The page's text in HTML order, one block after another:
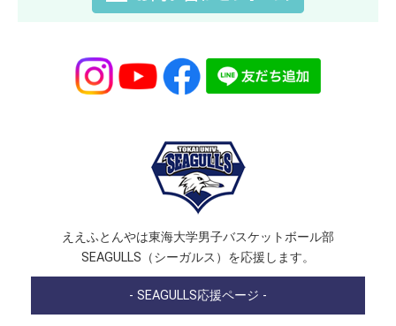
ええふとんやは東海大学男子バスケットボール部
SEAGULLS（シーガルス）を応援します。
- SEAGULLS応援ページ -